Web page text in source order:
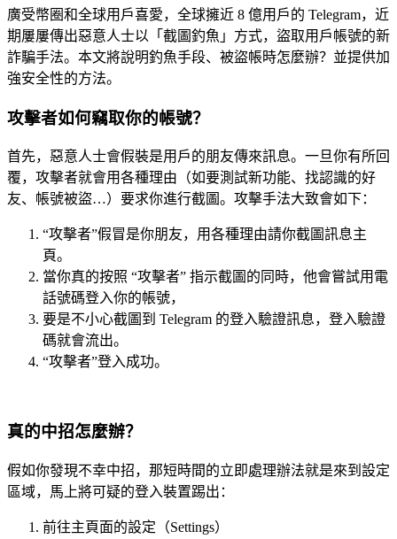
廣受幣圈和全球用戶喜愛，全球擁近 8 億用戶的 Telegram，近
期屢屢傳出惡意人士以「截圖釣魚」方式，盜取用戶帳號的新
詐騙手法。本文將說明釣魚手段、被盜帳時怎麼辦？並提供加
強安全性的方法。
攻擊者如何竊取你的帳號？
首先，惡意人士會假裝是用戶的朋友傳來訊息。一旦你有所回
覆，攻擊者就會用各種理由（如要測試新功能、找認識的好
友、帳號被盜…）要求你進行截圖。攻擊手法大致會如下：
“攻擊者”假冒是你朋友，用各種理由請你截圖訊息主
頁。
當你真的按照 “攻擊者” 指示截圖的同時，他會嘗試用電
話號碼登入你的帳號，
要是不小心截圖到 Telegram 的登入驗證訊息，登入驗證
碼就會流出。
“攻擊者”登入成功。
真的中招怎麼辦？
假如你發現不幸中招，那短時間的立即處理辦法就是來到設定
區域，馬上將可疑的登入裝置踢出：
前往主頁面的設定（Settings）